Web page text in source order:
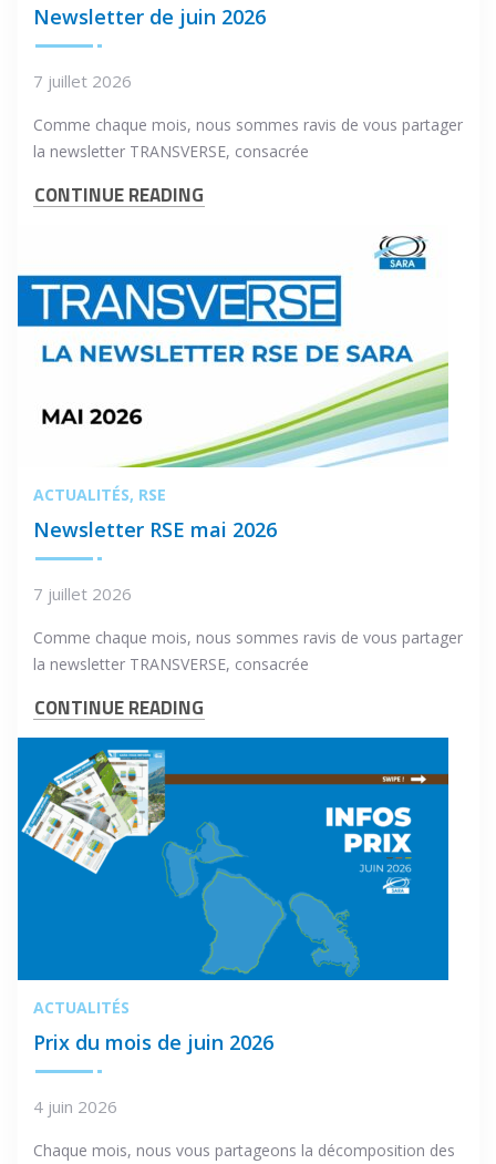
Newsletter de juin 2026
7 juillet 2026
Comme chaque mois, nous sommes ravis de vous partager
la newsletter TRANSVERSE, consacrée
CONTINUE READING
ACTUALITÉS RSE
Newsletter RSE mai 2026
7 juillet 2026
Comme chaque mois, nous sommes ravis de vous partager
la newsletter TRANSVERSE, consacrée
CONTINUE READING
ACTUALITÉS
Prix du mois de juin 2026
4 juin 2026
Chaque mois, nous vous partageons la décomposition des